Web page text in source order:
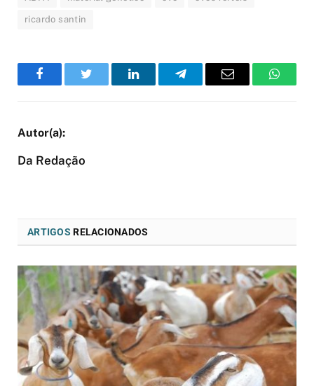
ricardo santin
FacebookTwitter LinkedInTelegramEmail
Da Redação
ARTIGOS RELACIONADOS